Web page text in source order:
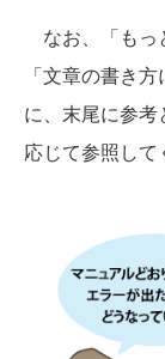
なお、「もっ
「文章の書き
に、末尾に参
応じて参照して